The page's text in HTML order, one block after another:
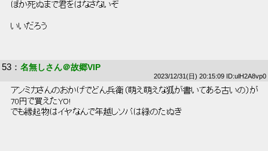
ぼか死ぬまで君をはなさないぞ
いいだろう
53 ： 名無しさん＠故郷VIP
2023/12/31(日) 20:15:09 ID:ulH2A8vp0
アンミカさんのおかげでどん兵衛（萌え萌えな狐が書いてある古いの）が
70円で買えたYO!
でも縁起物はイヤなんで年越しソバは緑のたぬき